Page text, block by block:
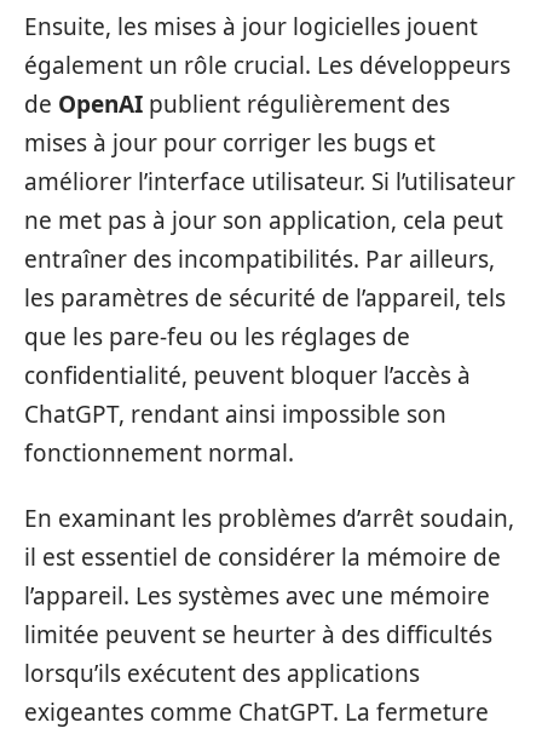
Ensuite, les mises à jour logicielles jouent
également un rôle crucial. Les développeurs
de OpenAI publient régulièrement des
mises à jour pour corriger les bugs et
améliorer l’interface utilisateur. Si l’utilisateur
ne met pas à jour son application, cela peut
entraîner des incompatibilités. Par ailleurs,
les paramètres de sécurité de l’appareil, tels
que les pare-feu ou les réglages de
confidentialité, peuvent bloquer l’accès à
ChatGPT, rendant ainsi impossible son
fonctionnement normal.
En examinant les problèmes d’arrêt soudain,
il est essentiel de considérer la mémoire de
l’appareil. Les systèmes avec une mémoire
limitée peuvent se heurter à des difficultés
lorsqu’ils exécutent des applications
exigeantes comme ChatGPT. La fermeture